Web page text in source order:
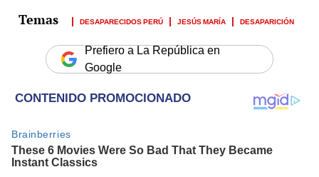
DESAPARECIDOS PERÚ JESÚS MARÍA DESAPARICIÓN
Prefiero a La República en
Google